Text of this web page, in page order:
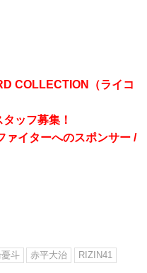
COLLECTION（ライコ
ッフ募集！
イターへのスポンサー /
斗 赤平大治 RIZIN41